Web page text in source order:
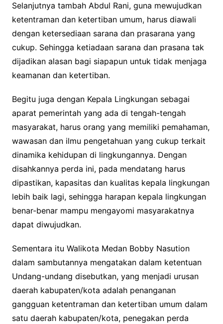
Selanjutnya tambah Abdul Rani, guna mewujudkan
ketentraman dan ketertiban umum, harus diawali
dengan ketersediaan sarana dan prasarana yang
cukup. Sehingga ketiadaan sarana dan prasana tak
dijadikan alasan bagi siapapun untuk tidak menjaga
keamanan dan ketertiban.
Begitu juga dengan Kepala Lingkungan sebagai
aparat pemerintah yang ada di tengah-tengah
masyarakat, harus orang yang memiliki pemahaman,
wawasan dan ilmu pengetahuan yang cukup terkait
dinamika kehidupan di lingkungannya. Dengan
disahkannya perda ini, pada mendatang harus
dipastikan, kapasitas dan kualitas kepala lingkungan
lebih baik lagi, sehingga harapan kepala lingkungan
benar-benar mampu mengayomi masyarakatnya
dapat diwujudkan.
Sementara itu Walikota Medan Bobby Nasution
dalam sambutannya mengatakan dalam ketentuan
Undang-undang disebutkan, yang menjadi urusan
daerah kabupaten/kota adalah penanganan
gangguan ketentraman dan ketertiban umum dalam
satu daerah kabupaten/kota, penegakan perda